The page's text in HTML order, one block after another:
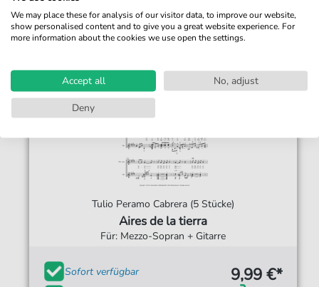
Tulio Peramo Cabrera (5 Stücke)
Aires de la tierra
Für: Mezzo-Sopran + Gitarre
Sofort verfügbar
9,99 €*
We may place these for analysis of our visitor data, to improve our website,
show personalised content and to give you a great website experience. For
more information about the cookies we use open the settings.
Accept all
No, adjust
Deny